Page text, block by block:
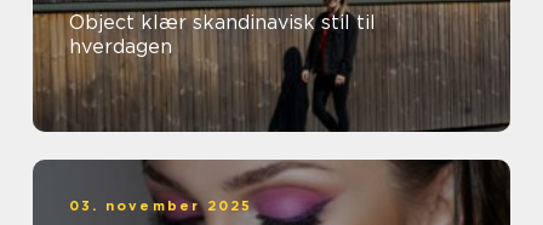
Object klær skandinavisk stil til
hverdagen
03. november 2025